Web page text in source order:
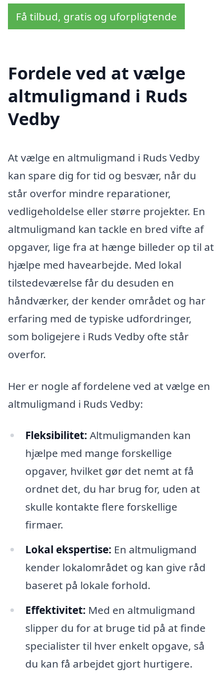
Få tilbud, gratis og uforpligtende
Fordele ved at vælge
altmuligmand i Ruds
Vedby
At vælge en altmuligmand i Ruds Vedby
kan spare dig for tid og besvær, når du
står overfor mindre reparationer,
vedligeholdelse eller større projekter. En
altmuligmand kan tackle en bred vifte af
opgaver, lige fra at hænge billeder op til at
hjælpe med havearbejde. Med lokal
tilstedeværelse får du desuden en
håndværker, der kender området og har
erfaring med de typiske udfordringer,
som boligejere i Ruds Vedby ofte står
overfor.
Her er nogle af fordelene ved at vælge en
altmuligmand i Ruds Vedby:
Fleksibilitet: Altmuligmanden kan
hjælpe med mange forskellige
opgaver, hvilket gør det nemt at få
ordnet det, du har brug for, uden at
skulle kontakte flere forskellige
firmaer.
Lokal ekspertise: En altmuligmand
kender lokalområdet og kan give råd
baseret på lokale forhold.
Effektivitet: Med en altmuligmand
slipper du for at bruge tid på at finde
specialister til hver enkelt opgave, så
du kan få arbejdet gjort hurtigere.